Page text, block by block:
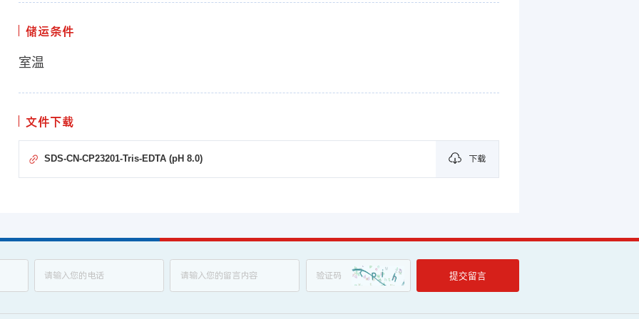
储运条件
室温
文件下载
下载
SDS-CN-CP23201-Tris-EDTA (pH 8.0)
提交留言